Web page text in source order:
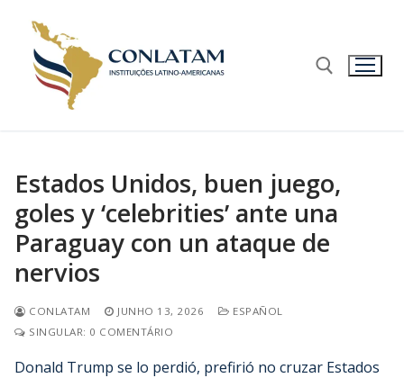
Estados Unidos, buen juego,
goles y ‘celebrities’ ante una
Paraguay con un ataque de
nervios
CONLATAM JUNHO 13, 2026
ESPAÑOL
SINGULAR: 0 COMENTÁRIO
Donald Trump se lo perdió, prefirió no cruzar Estados